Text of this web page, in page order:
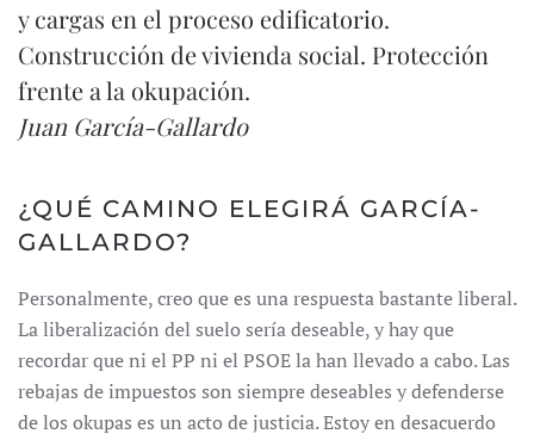
y cargas en el proceso edificatorio.
Construcción de vivienda social. Protección
frente a la okupación.
Juan García-Gallardo
¿QUÉ CAMINO ELEGIRÁ GARCÍA-
GALLARDO?
Personalmente, creo que es una respuesta bastante liberal.
La liberalización del suelo sería deseable, y hay que
recordar que ni el PP ni el PSOE la han llevado a cabo. Las
rebajas de impuestos son siempre deseables y defenderse
de los okupas es un acto de justicia. Estoy en desacuerdo